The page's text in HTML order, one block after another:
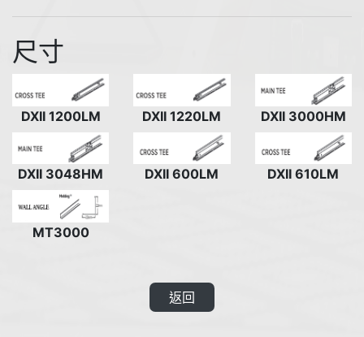
尺寸
DXII 1200LM DXII 1220LM DXII 3000HM
DXII 3048HM DXII 600LM DXII 610LM
MT3000
返回